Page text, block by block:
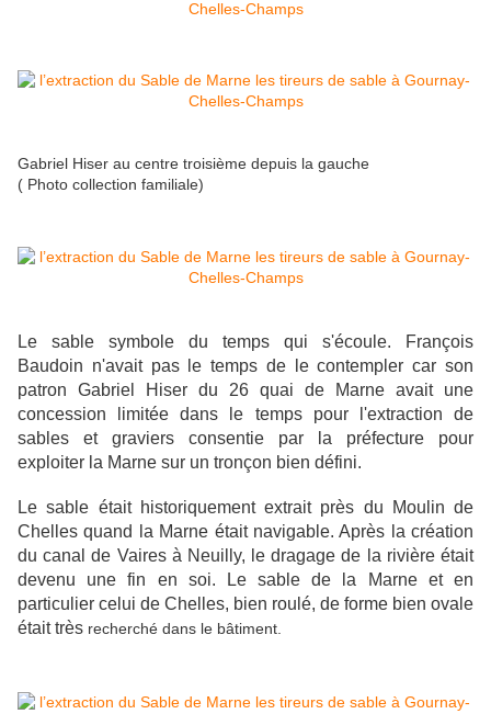
Gabriel Hiser au centre troisième depuis la gauche
( Photo collection familiale)
Le sable symbole du temps qui s'écoule. François
Baudoin n'avait pas le temps de le contempler car son
patron Gabriel Hiser du 26 quai de Marne avait une
concession limitée dans le temps pour l'extraction de
sables et graviers consentie par la préfecture pour
exploiter la Marne sur un tronçon bien défini.
Le sable était historiquement extrait près du Moulin de
Chelles quand la Marne était navigable. Après la création
du canal de Vaires à Neuilly, le dragage de la rivière était
devenu une fin en soi. Le sable de la Marne et en
particulier celui de Chelles, bien roulé, de forme bien ovale
était très recherché dans le bâtiment.